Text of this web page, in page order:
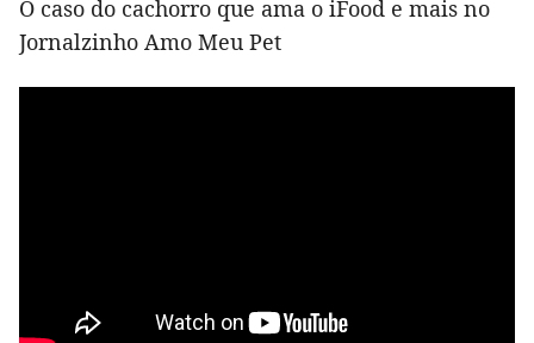
O caso do cachorro que ama o iFood e mais no
Jornalzinho Amo Meu Pet